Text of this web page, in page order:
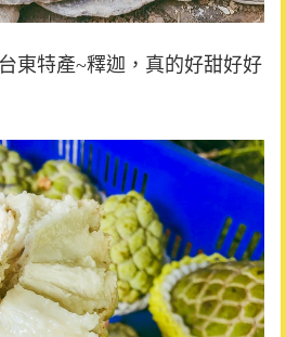
東特產~釋迦， 真的好甜好好